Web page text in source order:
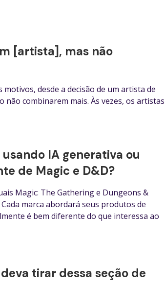
[artista], mas não
desde a decisão de um artista de
combinarem mais. Às vezes, os artistas
IA generativa ou
de Magic e D&D?
Magic: The Gathering e Dungeons &
marca abordará seus produtos de
é bem diferente do que interessa ao
tirar dessa seção de